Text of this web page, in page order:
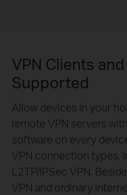
VPN Clients
Supported
Allow devices in your
remote VPN servers
software on every
VPN connection types,
L2TP/IPSec VPN.
VPN and ordinary